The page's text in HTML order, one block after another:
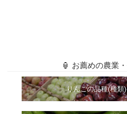
🏮 お薦めの農業
りんごの品種(種類